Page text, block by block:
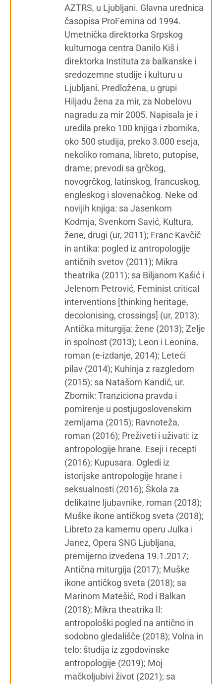
AZTRS, u Ljubljani. Glavna urednica
časopisa ProFemina od 1994.
Umetnička direktorka Srpskog
kulturnoga centra Danilo Kiš i
direktorka Instituta za balkanske i
sredozemne studije i kulturu u
Ljubljani. Predložena, u grupi
Hiljadu žena za mir, za Nobelovu
nagradu za mir 2005. Napisala je i
uredila preko 100 knjiga i zbornika,
oko 500 studija, preko 3.000 eseja,
nekoliko romana, libreto, putopise,
drame; prevodi sa grčkog,
novogrčkog, latinskog, francuskog,
engleskog i slovenačkog. Neke od
novijih knjiga: sa Jasenkom
Kodrnja, Svenkom Savić, Kultura,
žene, drugi (ur, 2011); Franc Kavčič
in antika: pogled iz antropologije
antičnih svetov (2011); Mikra
theatrika (2011); sa Biljanom Kašić i
Jelenom Petrović, Feminist critical
interventions [thinking heritage,
decolonising, crossings] (ur, 2013);
Antička miturgija: žene (2013); Zelje
in spolnost (2013); Leon i Leonina,
roman (e-izdanje, 2014); Leteći
pilav (2014); Kuhinja z razgledom
(2015); sa Natašom Kandić, ur.
Zbornik: Tranziciona pravda i
pomirenje u postjugoslovenskim
zemljama (2015); Ravnoteža,
roman (2016); Preživeti i uživati: iz
antropologije hrane. Eseji i recepti
(2016); Kupusara. Ogledi iz
istorijske antropologije hrane i
seksualnosti (2016); Škola za
delikatne ljubavnike, roman (2018);
Muške ikone antičkog sveta (2018);
Libreto za kamernu operu Julka i
Janez, Opera SNG Ljubljana,
premijerno izvedena 19.1.2017;
Antična miturgija (2017); Muške
ikone antičkog sveta (2018); sa
Marinom Matešić, Rod i Balkan
(2018); Mikra theatrika II:
antropološki pogled na antično in
sodobno gledališče (2018); Volna in
telo: študija iz zgodovinske
antropologije (2019); Moj
mačkoljubivi život (2021); sa